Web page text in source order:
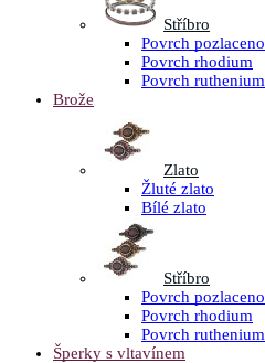
Stříbro
Povrch pozlaceno
Povrch rhodium
Povrch ruthenium
Brože
Zlato
Žluté zlato
Bílé zlato
Stříbro
Povrch pozlaceno
Povrch rhodium
Povrch ruthenium
Šperky s vltavínem